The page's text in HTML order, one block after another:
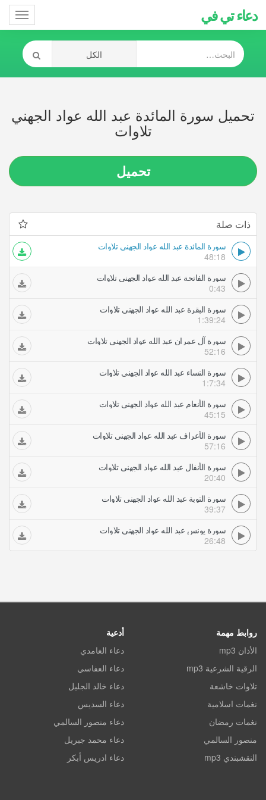
دعاء تي في
تحميل سورة المائدة عبد الله عواد الجهني
تلاوات
تحميل
ذات صلة
سورة المائدة عبد الله عواد الجهني تلاوات
48:18
سورة الفاتحة عبد الله عواد الجهني تلاوات
0:43
سورة البقرة عبد الله عواد الجهني تلاوات
1:39:24
سورة آل عمران عبد الله عواد الجهني تلاوات
52:16
سورة النساء عبد الله عواد الجهني تلاوات
1:7:34
سورة الأنعام عبد الله عواد الجهني تلاوات
45:15
سورة الأعراف عبد الله عواد الجهني تلاوات
57:16
سورة الأنفال عبد الله عواد الجهني تلاوات
20:40
سورة التوبة عبد الله عواد الجهني تلاوات
39:37
سورة يونس عبد الله عواد الجهني تلاوات
26:48
روابط مهمة
الأذان mp3
الرقية الشرعية mp3
تلاوات خاشعة
نغمات اسلامية
نغمات رمضان
منصور السالمي
النقشبندي mp3
أدعية
دعاء الغامدي
دعاء العفاسي
دعاء خالد الجليل
دعاء السديس
دعاء منصور السالمي
دعاء محمد جبريل
دعاء ادريس أبكر